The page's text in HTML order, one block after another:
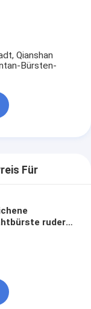
Qianshan
Bürsten-
Für
rudert